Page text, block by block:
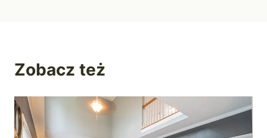
Zobacz też